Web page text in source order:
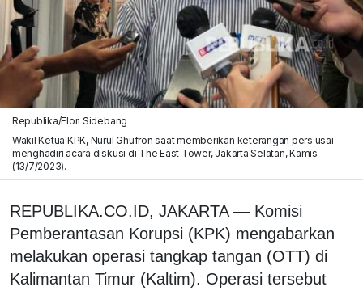
Republika/Flori Sidebang
Wakil Ketua KPK, Nurul Ghufron saat memberikan keterangan pers usai
menghadiri acara diskusi di The East Tower, Jakarta Selatan, Kamis
(13/7/2023).
REPUBLIKA.CO.ID, JAKARTA — Komisi
Pemberantasan Korupsi (KPK) mengabarkan
melakukan operasi tangkap tangan (OTT) di
Kalimantan Timur (Kaltim). Operasi tersebut